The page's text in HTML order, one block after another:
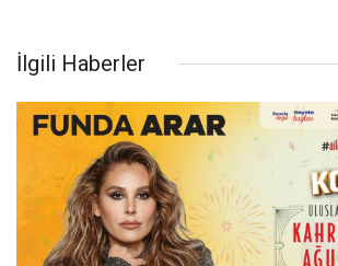
İlgili Haberler